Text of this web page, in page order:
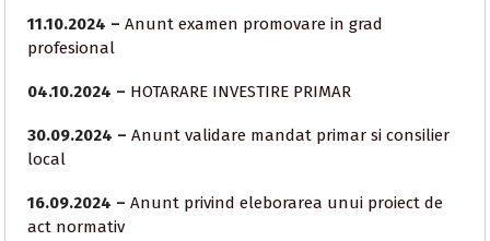
11.10.2024 – Anunt examen promovare in grad
profesional
04.10.2024 – HOTARARE INVESTIRE PRIMAR
30.09.2024 – Anunt validare mandat primar si consilier
local
16.09.2024 – Anunt privind eleborarea unui proiect de
act normativ